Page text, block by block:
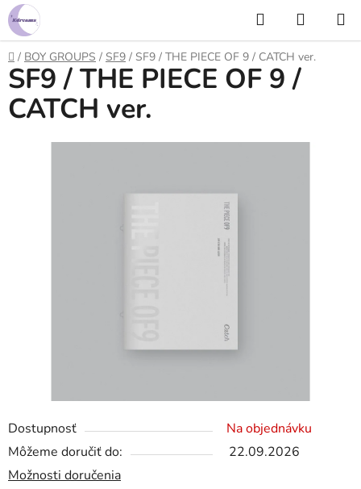
Prejsť
na
obsah
Hľadať
KOŠÍK
Domov
/ BOY GROUPS / SF9 / SF9 / THE PIECE OF 9 / CATCH ver.
Dostupnosť
Na objednávku
Môžeme doručiť do:
22.09.2026
Možnosti doručenia
SF9 / THE PIECE OF 9 /
CATCH ver.